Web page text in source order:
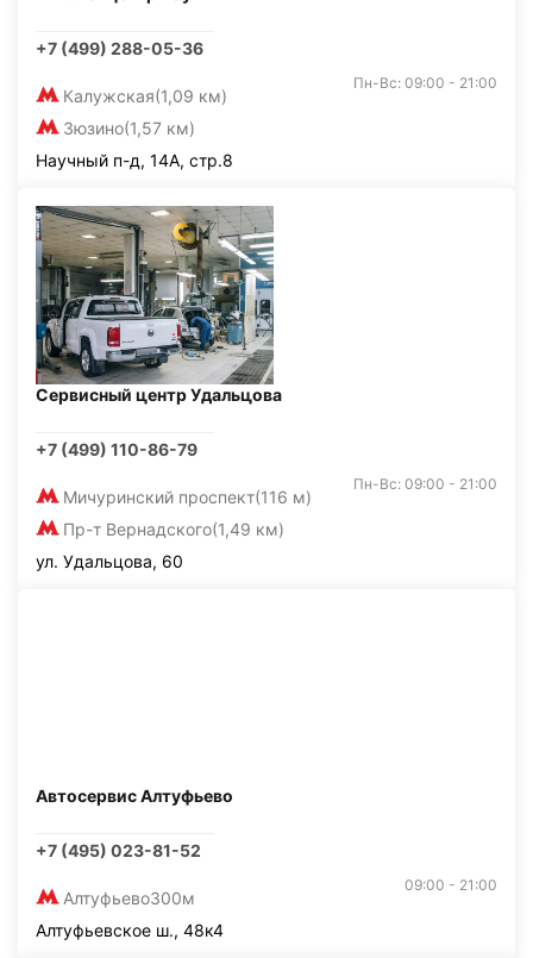
+7 (499) 288-05-36
Калужская(1,09 км)
Зюзино(1,57 км)
Пн-Вс: 09:00 - 21:00
Научный п-д, 14А, стр.8
Сервисный центр Удальцова
+7 (499) 110-86-79
Мичуринский проспект(116 м)
Пр-т Вернадского(1,49 км)
Пн-Вс: 09:00 - 21:00
ул. Удальцова, 60
Автосервис Алтуфьево
+7 (495) 023-81-52
Алтуфьево300м
09:00 - 21:00
Алтуфьевское ш., 48к4